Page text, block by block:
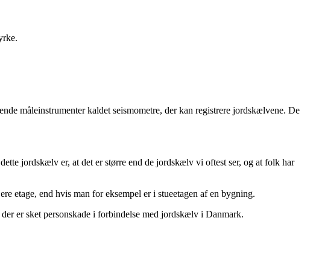
måleinstrumenter kaldet seismometre, der kan registrere jordskælvene. De
jordskælv er, at det er større end de jordskælv vi oftest ser, og at folk har
etage, end hvis man for eksempel er i stueetagen af en bygning.
er sket personskade i forbindelse med jordskælv i Danmark.